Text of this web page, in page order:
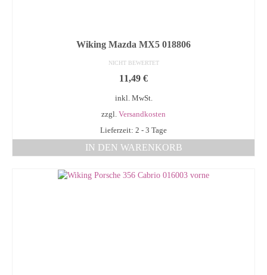
Wiking Mazda MX5 018806
NICHT BEWERTET
11,49 €
inkl. MwSt.
zzgl. Versandkosten
Lieferzeit: 2 - 3 Tage
IN DEN WARENKORB